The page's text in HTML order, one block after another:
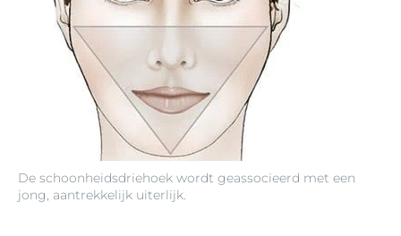
De schoonheidsdriehoek wordt geassocieerd met een
jong, aantrekkelijk uiterlijk.